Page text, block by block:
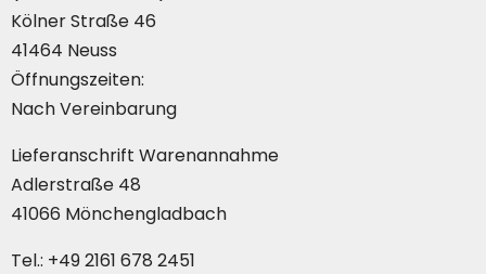
Kölner Straße 46
41464 Neuss
Öffnungszeiten:
Nach Vereinbarung
Lieferanschrift Warenannahme
Adlerstraße 48
41066 Mönchengladbach
Tel.: +49 2161 678 2451